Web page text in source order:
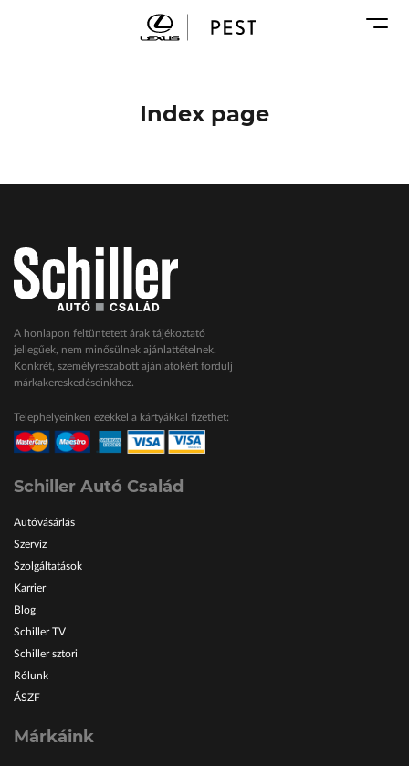
ŠKODA Schiller
Geely Schiller
Seat Schiller
Tesla Approved Body Shop
VW Haszonjárművek
VW Service Schiller
ŠKODA Schiller
Karosszéria Centrum
Index page
A honlapon feltüntetett árak tájékoztató
jellegűek, nem minősülnek ajánlattételnek.
Konkrét, személyreszabott ajánlatokért fordulj
márkakereskedéseinkhez.
Telephelyeinken ezekkel a kártyákkal fizethet:
Schiller Autó Család
Autóvásárlás
Szerviz
Szolgáltatások
Karrier
Blog
Schiller TV
Schiller sztori
Rólunk
ÁSZF
Márkáink